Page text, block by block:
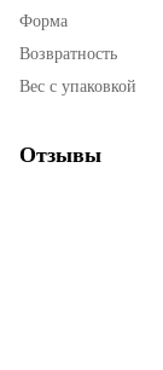
Форма
Возвратность
Вес с упаковкой
Отзывы